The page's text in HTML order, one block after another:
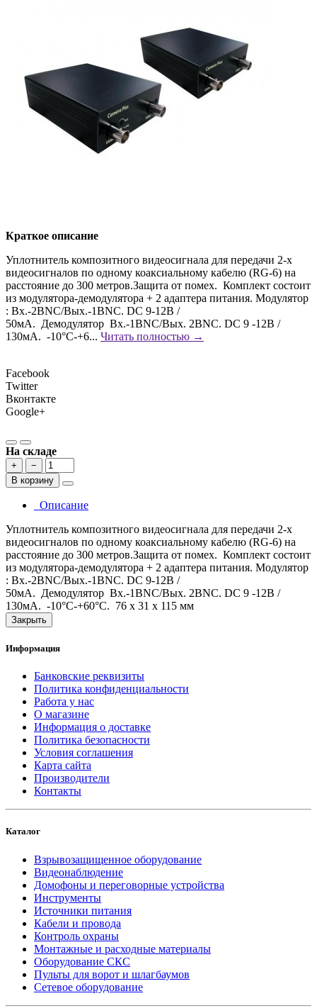
Краткое описание
Уплотнитель композитного видеосигнала для передачи 2-х
видеосигналов по одному коаксиальному кабелю (RG-6) на
расстояние до 300 метров.Защита от помех. Комплект состоит
из модулятора-демодулятора + 2 адаптера питания. Модулятор
: Вх.-2BNC/Вых.-1BNC. DC 9-12В /
50мA. Демодулятор Вх.-1BNC/Вых. 2BNC. DС 9 -12В /
130мA. -10°C-+6... Читать полностью →
Facebook
Twitter
Вконтакте
Google+
На складе
+
−
В корзину
Описание
Уплотнитель композитного видеосигнала для передачи 2-х
видеосигналов по одному коаксиальному кабелю (RG-6) на
расстояние до 300 метров.Защита от помех. Комплект состоит
из модулятора-демодулятора + 2 адаптера питания. Модулятор
: Вх.-2BNC/Вых.-1BNC. DC 9-12В /
50мA. Демодулятор Вх.-1BNC/Вых. 2BNC. DС 9 -12В /
130мA. -10°C-+60°C. 76 x 31 x 115 мм
Закрыть
Информация
Банковские реквизиты
Политика конфиденциальности
Работа у нас
О магазине
Информация о доставке
Политика безопасности
Условия соглашения
Карта сайта
Производители
Контакты
Каталог
Взрывозащищенное оборудование
Видеонаблюдение
Домофоны и переговорные устройства
Инструменты
Источники питания
Кабели и провода
Контроль охраны
Монтажные и расходные материалы
Оборудование СКС
Пульты для ворот и шлагбаумов
Сетевое оборудование